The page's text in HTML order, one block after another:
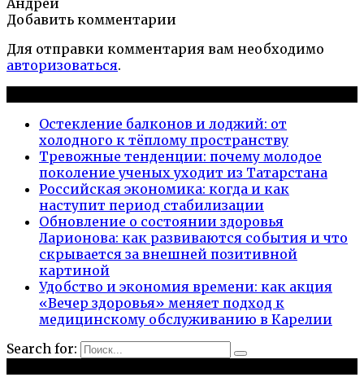
Добавить комментарии
Для отправки комментария вам необходимо
авторизоваться.
Остекление балконов и лоджий: от
холодного к тёплому пространству
Тревожные тенденции: почему молодое
поколение ученых уходит из Татарстана
Российская экономика: когда и как
наступит период стабилизации
Обновление о состоянии здоровья
Ларионова: как развиваются события и что
скрывается за внешней позитивной
картиной
Удобство и экономия времени: как акция
«Вечер здоровья» меняет подход к
медицинскому обслуживанию в Карелии
Search for: